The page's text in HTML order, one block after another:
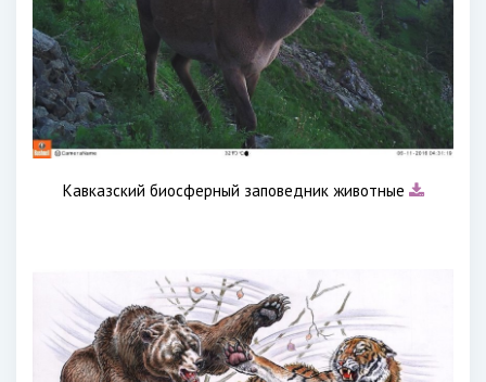
Кавказский биосферный заповедник животные